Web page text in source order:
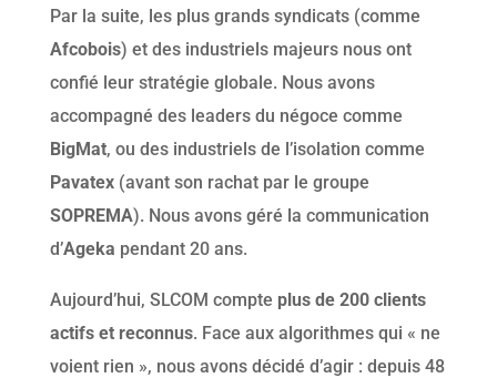
Par la suite, les plus grands syndicats (comme
Afcobois) et des industriels majeurs nous ont
confié leur stratégie globale. Nous avons
accompagné des leaders du négoce comme
BigMat, ou des industriels de l’isolation comme
Pavatex(avant son rachat par le groupe
SOPREMA). Nous avons géré la communication
d’Ageka pendant 20 ans.
Aujourd’hui, SLCOM compte plus de 200 clients
actifs et reconnus. Face aux algorithmes qui « ne
voient rien », nous avons décidé d’agir : depuis 48